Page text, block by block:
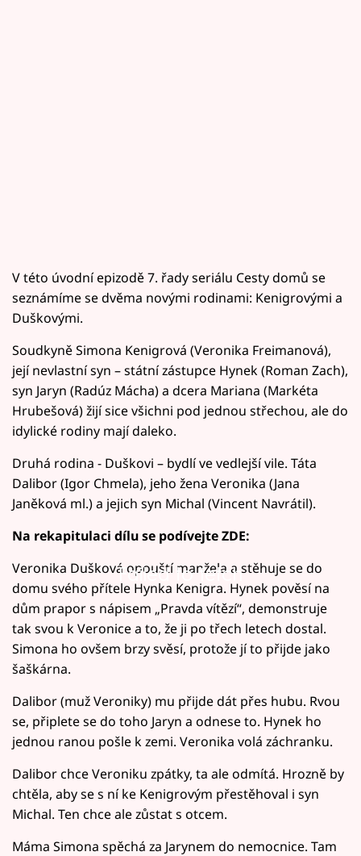
V této úvodní epizodě 7. řady seriálu Cesty domů se
seznámíme se dvěma novými rodinami: Kenigrovými a
Duškovými.
Soudkyně Simona Kenigrová (Veronika Freimanová),
její nevlastní syn – státní zástupce Hynek (Roman Zach),
syn Jaryn (Radúz Mácha) a dcera Mariana (Markéta
Hrubešová) žijí sice všichni pod jednou střechou, ale do
idylické rodiny mají daleko.
Druhá rodina - Duškovi – bydlí ve vedlejší vile. Táta
Dalibor (Igor Chmela), jeho žena Veronika (Jana
Janěková ml.) a jejich syn Michal (Vincent Navrátil).
Na rekapitulaci dílu se podívejte ZDE:
Failed to fetch
Veronika Dušková opouští manžela a stěhuje se do
domu svého přítele Hynka Kenigra. Hynek pověsí na
dům prapor s nápisem „Pravda vítězí“, demonstruje
tak svou k Veronice a to, že ji po třech letech dostal.
Simona ho ovšem brzy svěsí, protože jí to přijde jako
šaškárna.
Dalibor (muž Veroniky) mu přijde dát přes hubu. Rvou
se, připlete se do toho Jaryn a odnese to. Hynek ho
jednou ranou pošle k zemi. Veronika volá záchranku.
Dalibor chce Veroniku zpátky, ta ale odmítá. Hrozně by
chtěla, aby se s ní ke Kenigrovým přestěhoval i syn
Michal. Ten chce ale zůstat s otcem.
Máma Simona spěchá za Jarynem do nemocnice. Tam